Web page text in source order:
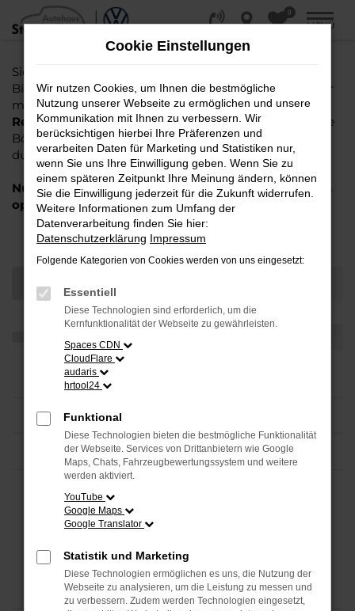
Zum
Hauptinhalt
0
MENÜ
Sie suchen einen Gebrauchtwagen oder Jahreswagen
Bielefeld, Gütersloh, Osnabrück oder Paderborn? Oder
möchten Sie einenEU Neuwagen oder gebrauchten
Reimport kaufen und nicht mühselig die vielen online
Börsen oder Anzeigen im Automarkt der Zeitungen
durch arbeiten?Hier sind Sie richtig!
Nutzen Sie jetzt das folgende graue Suchfeld für ein
optimiertes Ergebnis.
Fahrzeug-Showroom
Cookie Einstellungen
Wir nutzen Cookies, um Ihnen die bestmögliche
Nutzung unserer Webseite zu ermöglichen und unsere
Kommunikation mit Ihnen zu verbessern. Wir
berücksichtigen hierbei Ihre Präferenzen und
verarbeiten Daten für Marketing und Statistiken nur,
wenn Sie uns Ihre Einwilligung geben. Wenn Sie zu
einem späteren Zeitpunkt Ihre Meinung ändern, können
Sie die Einwilligung jederzeit für die Zukunft widerrufen.
Weitere Informationen zum Umfang der
Datenverarbeitung finden Sie hier:
Datenschutzerklärung Impressum
Folgende Kategorien von Cookies werden von uns eingesetzt:
Essentiell
Diese Technologien sind erforderlich, um die
Kernfunktionalität der Webseite zu gewährleisten.
Spaces CDN
CloudFlare
audaris
hrtool24
Funktional
Diese Technologien bieten die bestmögliche Funktionalität
der Webseite. Services von Drittanbietern wie Google
Maps, Chats, Fahrzeugbewertungssystem und weitere
werden aktiviert.
YouTube
Google Maps
Google Translator
Statistik und Marketing
Diese Technologien ermöglichen es uns, die Nutzung der
Webseite zu analysieren, um die Leistung zu messen und
zu verbessern. Zudem werden Technologien eingesetzt,